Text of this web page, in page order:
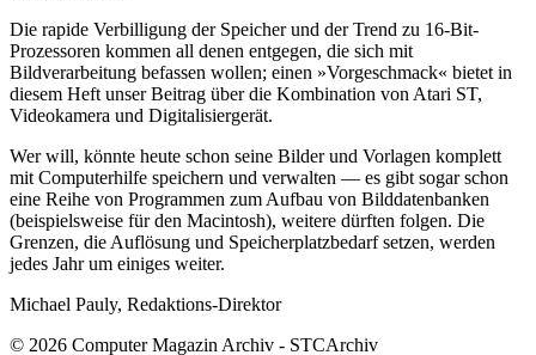
Die rapide Verbilligung der Speicher und der Trend zu 16-Bit-
Prozessoren kommen all denen entgegen, die sich mit
Bildverarbeitung befassen wollen; einen »Vorgeschmack« bietet in
diesem Heft unser Beitrag über die Kombination von Atari ST,
Videokamera und Digitalisiergerät.
Wer will, könnte heute schon seine Bilder und Vorlagen komplett
mit Computerhilfe speichern und verwalten — es gibt sogar schon
eine Reihe von Programmen zum Aufbau von Bilddatenbanken
(beispielsweise für den Macintosh), weitere dürften folgen. Die
Grenzen, die Auflösung und Speicherplatzbedarf setzen, werden
jedes Jahr um einiges weiter.
Michael Pauly, Redaktions-Direktor
© 2026 Computer Magazin Archiv - STCArchiv